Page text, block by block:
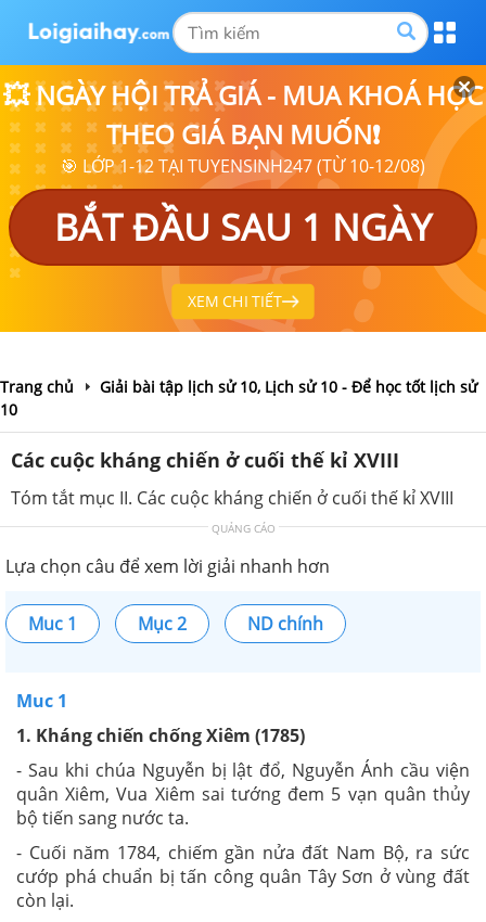
💥 NGÀY HỘI TRẢ GIÁ - MUA KHOÁ HỌC
THEO GIÁ BẠN MUỐN❗
🎯 LỚP 1-12 TẠI TUYENSINH247 (TỪ 10-12/08)
BẮT ĐẦU SAU 1 NGÀY
XEM CHI TIẾT
Trang chủ
Giải bài tập lịch sử 10, Lịch sử 10 - Để học tốt lịch sử
10
Các cuộc kháng chiến ở cuối thế kỉ XVIII
Tóm tắt mục II. Các cuộc kháng chiến ở cuối thế kỉ XVIII
QUẢNG CÁO
Lựa chọn câu để xem lời giải nhanh hơn
Muc 1 Mục 2 ND chính
Muc 1
1. Kháng chiến chống Xiêm (1785)
- Sau khi chúa Nguyễn bị lật đổ, Nguyễn Ánh cầu viện
quân Xiêm, Vua Xiêm sai tướng đem 5 vạn quân thủy
bộ tiến sang nước ta.
- Cuối năm 1784, chiếm gần nửa đất Nam Bộ, ra sức
cướp phá chuẩn bị tấn công quân Tây Sơn ở vùng đất
còn lại.